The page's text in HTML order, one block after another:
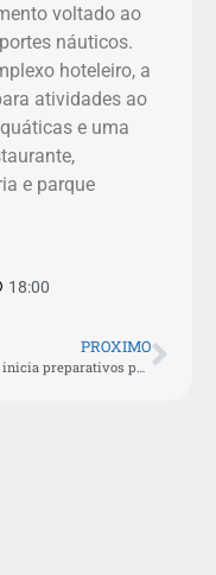
voltado ao
náuticos.
hoteleiro, a
atividades ao
e uma
e parque
18:00
PROXIMO